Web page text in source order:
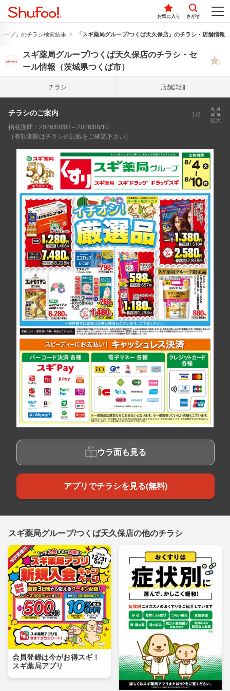
お気に入り さがす
ープ」のチラシ検索結果 「スギ薬局グループ/つくば天久保店」のチラシ・店舗情報
スギ薬局グループ/つくば天久保店のチラシ・セ
ール情報（茨城県つくば市）
チラシ 店舗詳細
チラシのご案内 1/2
拡大
掲載期間：2026/08/03～2026/08/10
（有効期限はチラシの記載をご確認下さい）
ウラ面も見る
アプリでチラシを見る(無料)
スギ薬局グループ/つくば天久保店の他のチラシ
会員登録は今がお得スギ！
スギ薬局アプリ